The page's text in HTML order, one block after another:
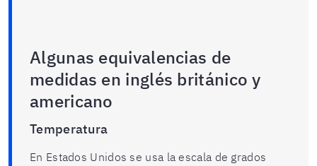
Algunas equivalencias de
medidas en inglés británico y
americano
Temperatura
En Estados Unidos se usa la escala de grados